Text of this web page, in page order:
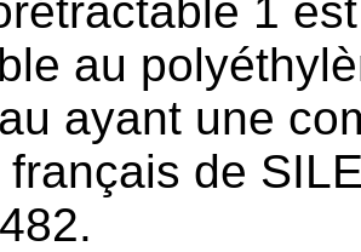
1
au
ayant une
français de